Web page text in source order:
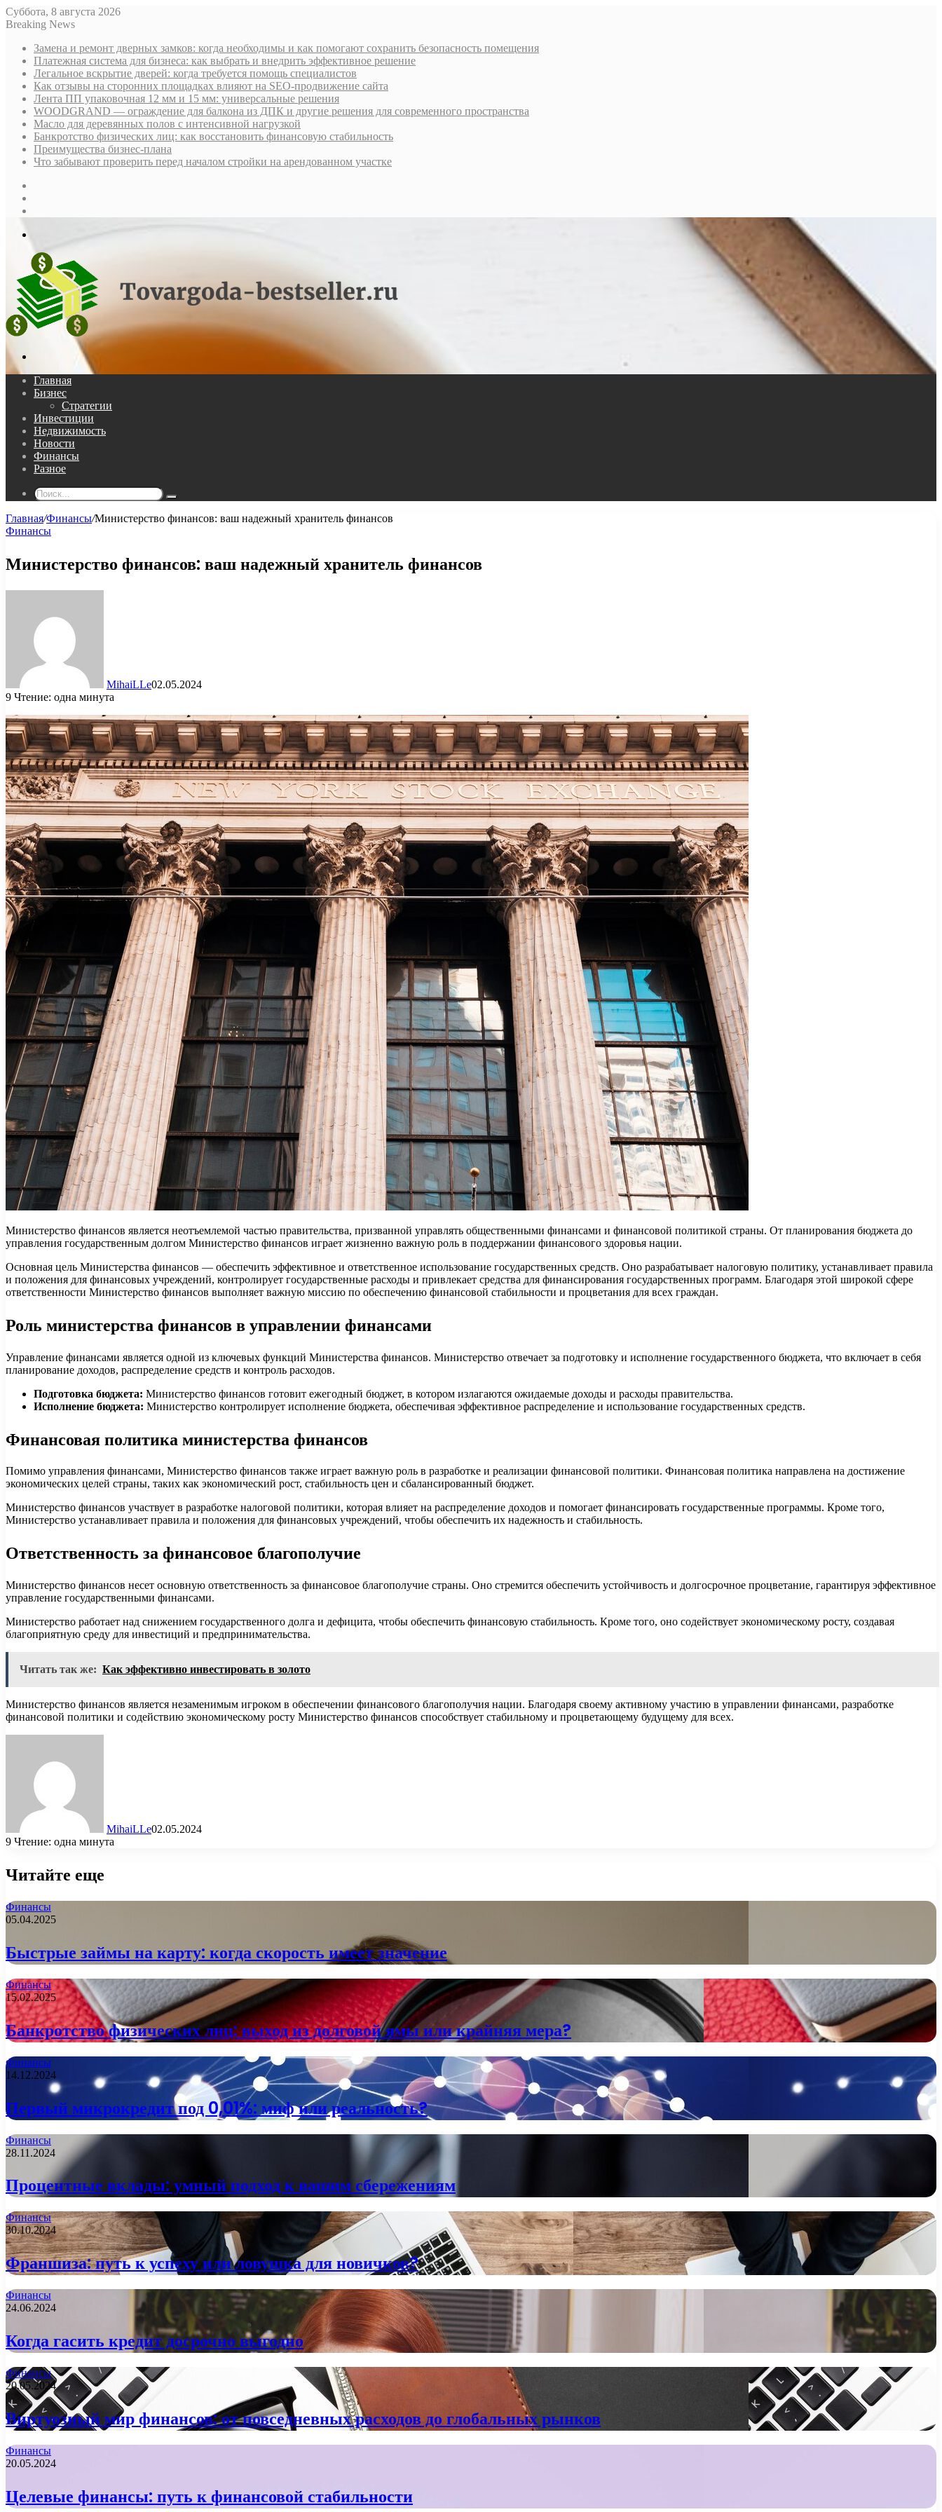
Суббота, 8 августа 2026
Breaking News
Замена и ремонт дверных замков: когда необходимы и как помогают сохранить безопасность помещения
Платежная система для бизнеса: как выбрать и внедрить эффективное решение
Легальное вскрытие дверей: когда требуется помощь специалистов
Как отзывы на сторонних площадках влияют на SEO-продвижение сайта
Лента ПП упаковочная 12 мм и 15 мм: универсальные решения
WOODGRAND — ограждение для балкона из ДПК и другие решения для современного пространства
Масло для деревянных полов с интенсивной нагрузкой
Банкротство физических лиц: как восстановить финансовую стабильность
Преимущества бизнес-плана
Что забывают проверить перед началом стройки на арендованном участке
Главная
Бизнес
Стратегии
Инвестиции
Недвижимость
Новости
Финансы
Разное
Поиск...
Главная/Финансы/Министерство финансов: ваш надежный хранитель финансов
Финансы
Министерство финансов: ваш надежный хранитель финансов
MihaiLLe02.05.2024
9 Чтение: одна минута
Министерство финансов является неотъемлемой частью правительства, призванной управлять общественными финансами и финансовой политикой страны. От планирования бюджета до
управления государственным долгом Министерство финансов играет жизненно важную роль в поддержании финансового здоровья нации.
Основная цель Министерства финансов — обеспечить эффективное и ответственное использование государственных средств. Оно разрабатывает налоговую политику, устанавливает правила
и положения для финансовых учреждений, контролирует государственные расходы и привлекает средства для финансирования государственных программ. Благодаря этой широкой сфере
ответственности Министерство финансов выполняет важную миссию по обеспечению финансовой стабильности и процветания для всех граждан.
Роль министерства финансов в управлении финансами
Управление финансами является одной из ключевых функций Министерства финансов. Министерство отвечает за подготовку и исполнение государственного бюджета, что включает в себя
планирование доходов, распределение средств и контроль расходов.
Подготовка бюджета: Министерство финансов готовит ежегодный бюджет, в котором излагаются ожидаемые доходы и расходы правительства.
Исполнение бюджета: Министерство контролирует исполнение бюджета, обеспечивая эффективное распределение и использование государственных средств.
Финансовая политика министерства финансов
Помимо управления финансами, Министерство финансов также играет важную роль в разработке и реализации финансовой политики. Финансовая политика направлена ​​на достижение
экономических целей страны, таких как экономический рост, стабильность цен и сбалансированный бюджет.
Министерство финансов участвует в разработке налоговой политики, которая влияет на распределение доходов и помогает финансировать государственные программы. Кроме того,
Министерство устанавливает правила и положения для финансовых учреждений, чтобы обеспечить их надежность и стабильность.
Ответственность за финансовое благополучие
Министерство финансов несет основную ответственность за финансовое благополучие страны. Оно стремится обеспечить устойчивость и долгосрочное процветание, гарантируя эффективное
управление государственными финансами.
Министерство работает над снижением государственного долга и дефицита, чтобы обеспечить финансовую стабильность. Кроме того, оно содействует экономическому росту, создавая
благоприятную среду для инвестиций и предпринимательства.
Читать так же: Как эффективно инвестировать в золото
Министерство финансов является незаменимым игроком в обеспечении финансового благополучия нации. Благодаря своему активному участию в управлении финансами, разработке
финансовой политики и содействию экономическому росту Министерство финансов способствует стабильному и процветающему будущему для всех.
MihaiLLe02.05.2024
9 Чтение: одна минута
Читайте еще
Финансы
05.04.2025
Быстрые займы на карту: когда скорость имеет значение
Финансы
15.02.2025
Банкротство физических лиц: выход из долговой ямы или крайняя мера?
Финансы
14.12.2024
Первый микрокредит под 0,01%: миф или реальность?
Финансы
28.11.2024
Процентные вклады: умный подход к вашим сбережениям
Финансы
30.10.2024
Франшиза: путь к успеху или ловушка для новичков?
Финансы
24.06.2024
Когда гасить кредит досрочно выгодно
Финансы
20.05.2024
Виртуозный мир финансов: от повседневных расходов до глобальных рынков
Финансы
20.05.2024
Целевые финансы: путь к финансовой стабильности